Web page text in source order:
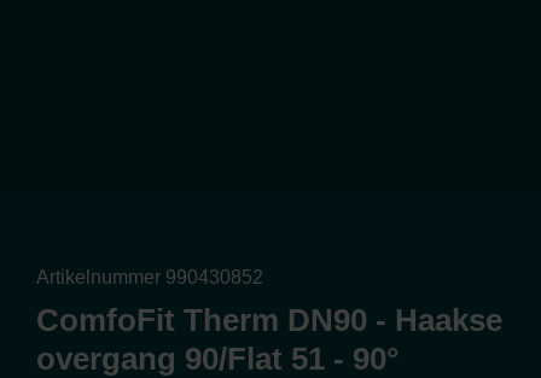
Artikelnummer 990430852
ComfoFit Therm DN90 - Haakse
overgang 90/Flat 51 - 90°